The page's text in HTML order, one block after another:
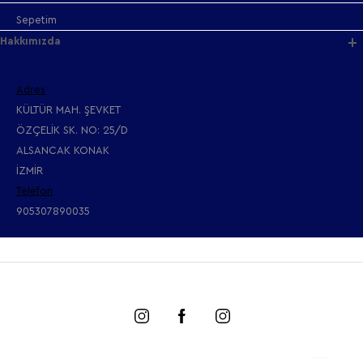
Sepetim
Hakkımızda
Adres
KÜLTÜR MAH. ŞEVKET
ÖZÇELİK SK. NO: 25/D
ALSANCAK KONAK
İZMİR
Telefon
905307890035